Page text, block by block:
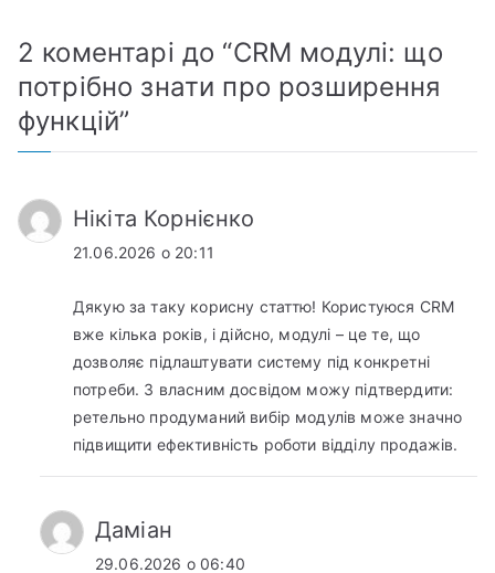
2 коментарі до “CRM модулі: що
потрібно знати про розширення
функцій”
Нікіта Корнієнко
21.06.2026 о 20:11
Дякую за таку корисну статтю! Користуюся CRM
вже кілька років, і дійсно, модулі – це те, що
дозволяє підлаштувати систему під конкретні
потреби. З власним досвідом можу підтвердити:
ретельно продуманий вибір модулів може значно
підвищити ефективність роботи відділу продажів.
Даміан
29.06.2026 о 06:40